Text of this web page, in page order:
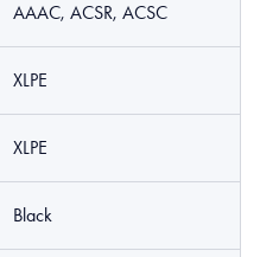
AAAC, ACSR, ACSC
XLPE
XLPE
Black